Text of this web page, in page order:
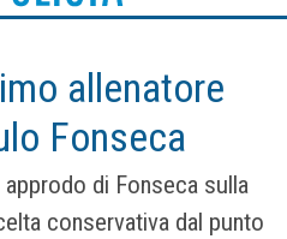
allenatore
Fonseca
di Fonseca sulla
conservativa dal punto